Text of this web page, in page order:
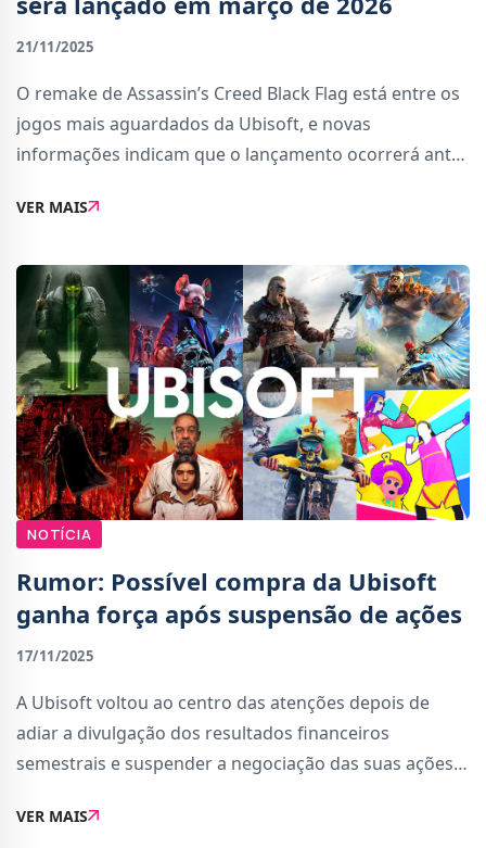
21/11/2025
O remake de Assassin’s Creed Black Flag está entre os
jogos mais aguardados da Ubisoft, e novas
informações indicam que o lançamento ocorrerá antes
sido confirmado oficialmente pela empresa
VER MAIS
NOTÍCIA
Rumor: Possível compra da Ubisoft
ganha força após suspensão de ações
17/11/2025
A Ubisoft voltou ao centro das atenções depois de
adiar a divulgação dos resultados financeiros
semestrais e suspender a negociação das suas ações,
imediatas. O gesto, interpretado por muitos
VER MAIS